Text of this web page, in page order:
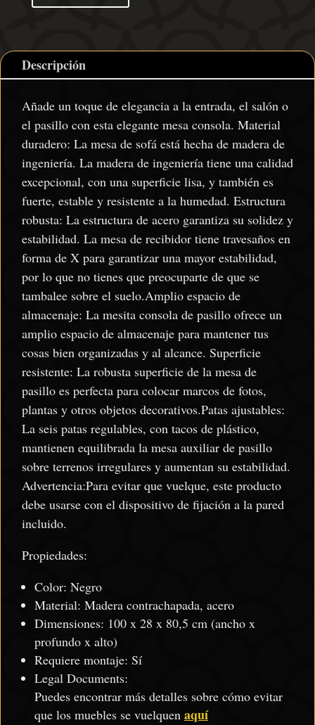
Descripción
Añade un toque de elegancia a la entrada, el salón o
el pasillo con esta elegante mesa consola. Material
duradero: La mesa de sofá está hecha de madera de
ingeniería. La madera de ingeniería tiene una calidad
excepcional, con una superficie lisa, y también es
fuerte, estable y resistente a la humedad. Estructura
robusta: La estructura de acero garantiza su solidez y
estabilidad. La mesa de recibidor tiene travesaños en
forma de X para garantizar una mayor estabilidad,
por lo que no tienes que preocuparte de que se
tambalee sobre el suelo.Amplio espacio de
almacenaje: La mesita consola de pasillo ofrece un
amplio espacio de almacenaje para mantener tus
cosas bien organizadas y al alcance. Superficie
resistente: La robusta superficie de la mesa de
pasillo es perfecta para colocar marcos de fotos,
plantas y otros objetos decorativos.Patas ajustables:
La seis patas regulables, con tacos de plástico,
mantienen equilibrada la mesa auxiliar de pasillo
sobre terrenos irregulares y aumentan su estabilidad.
Advertencia:Para evitar que vuelque, este producto
debe usarse con el dispositivo de fijación a la pared
incluido.
Propiedades:
Color: Negro
Material: Madera contrachapada, acero
Dimensiones: 100 x 28 x 80,5 cm (ancho x
profundo x alto)
Requiere montaje: Sí
Legal Documents:
Puedes encontrar más detalles sobre cómo evitar
que los muebles se vuelquen aquí